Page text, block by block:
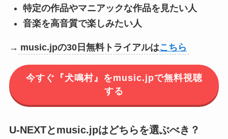
特定の作品やマニアックな作品を見たい人
音楽を高音質で楽しみたい人
→ music.jpの30日無料トライアルはこちら
今すぐ『犬鳴村』をmusic.jpで無料視聴
する
U-NEXTとmusic.jpはどちらを選ぶべき？